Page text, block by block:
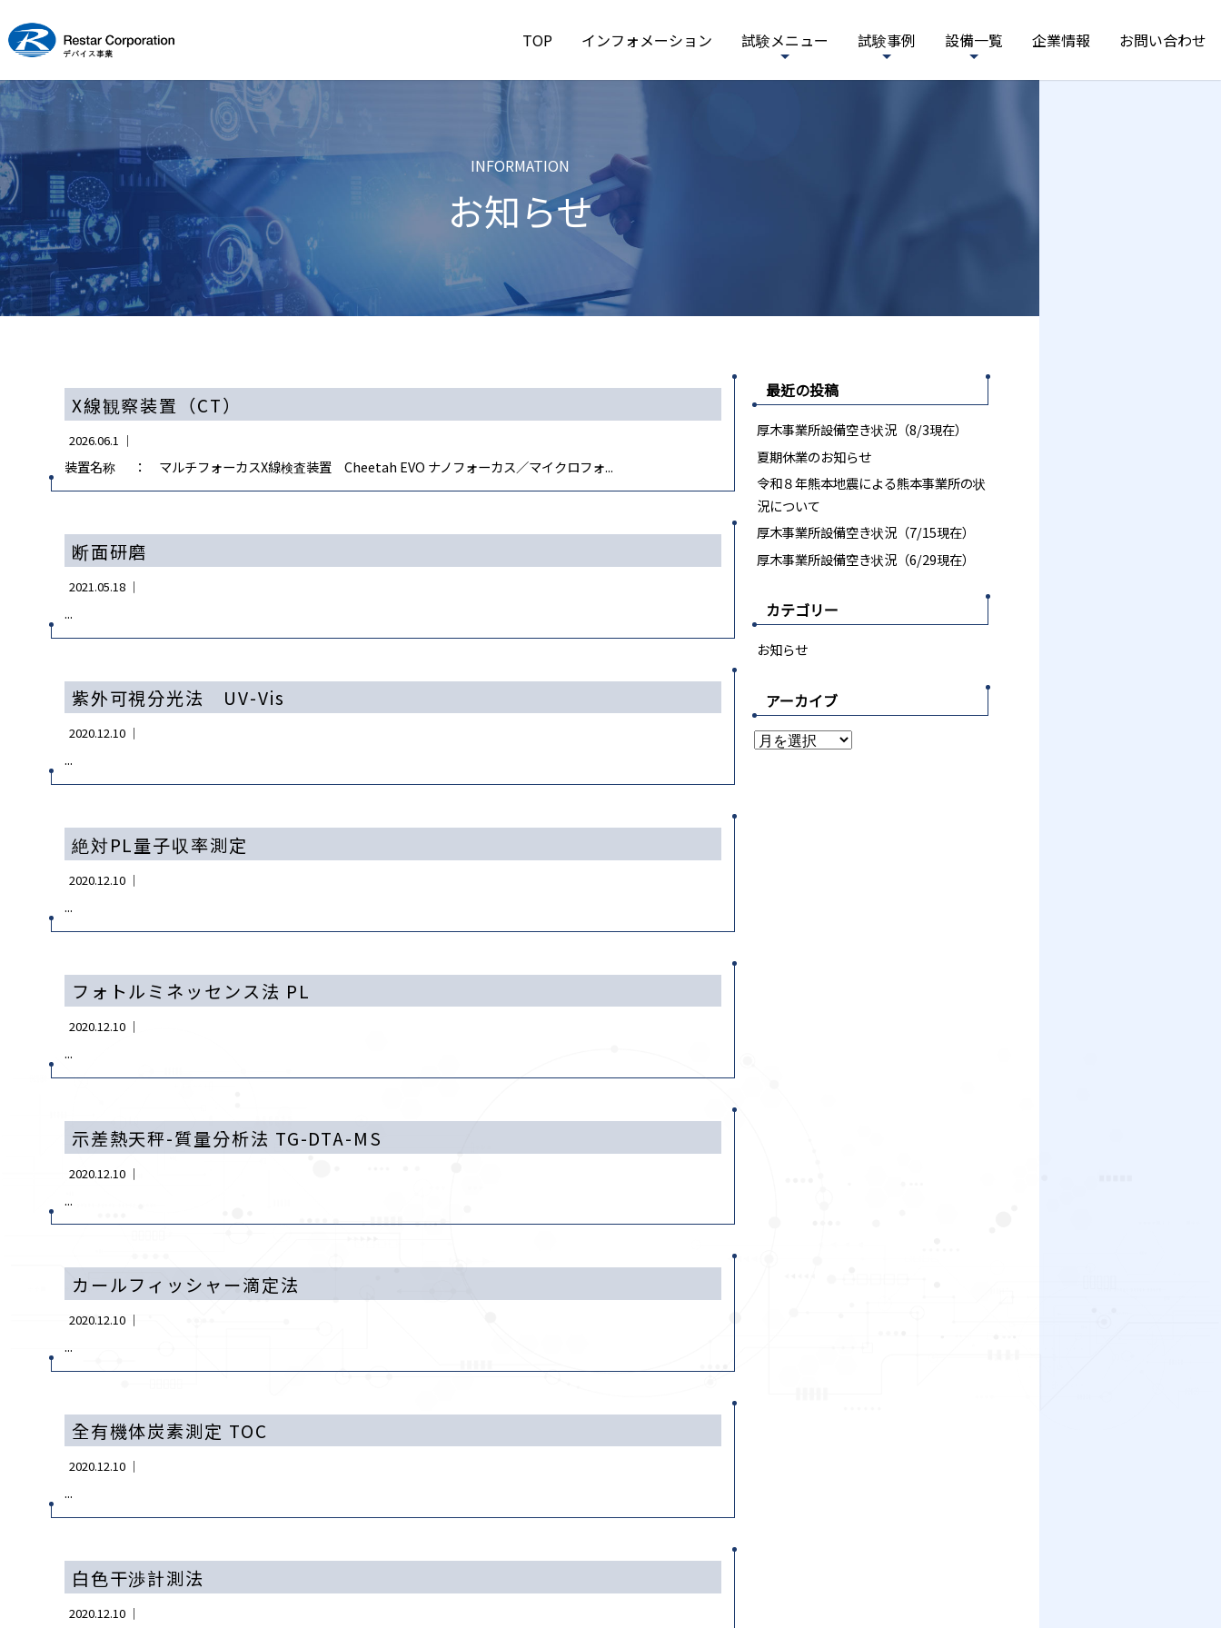
TOP インフォメーション 試験メニュー 試験事例 設備一覧 企業情報 お問い合わせ
INFORMATION
お知らせ
X線観察装置（CT）
2026.06.1 ｜
装置名称 ： マルチフォーカスX線検査装置 Cheetah EVO ナノフォーカス／マイクロフォ...
断面研磨
2021.05.18 ｜
...
紫外可視分光法 UV-Vis
2020.12.10 ｜
...
絶対PL量子収率測定
2020.12.10 ｜
...
フォトルミネッセンス法 PL
2020.12.10 ｜
...
示差熱天秤-質量分析法 TG-DTA-MS
2020.12.10 ｜
...
カールフィッシャー滴定法
2020.12.10 ｜
...
全有機体炭素測定 TOC
2020.12.10 ｜
...
白色干渉計測法
2020.12.10 ｜
最近の投稿
厚木事業所設備空き状況（8/3現在）
夏期休業のお知らせ
令和８年熊本地震による熊本事業所の状
況について
厚木事業所設備空き状況（7/15現在）
厚木事業所設備空き状況（6/29現在）
カテゴリー
お知らせ
アーカイブ